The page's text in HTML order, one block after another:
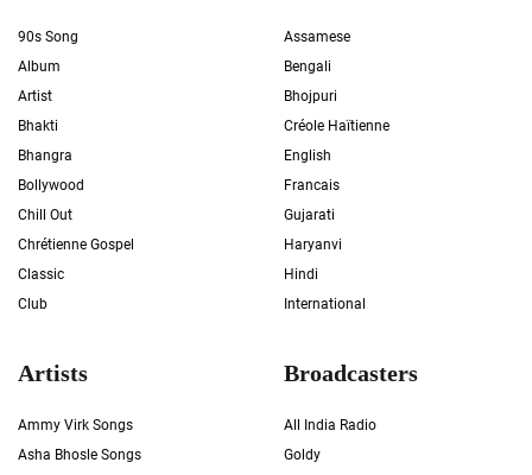
90s Song
Album
Artist
Bhakti
Bhangra
Bollywood
Chill Out
Chrétienne Gospel
Classic
Club
Assamese
Bengali
Bhojpuri
Créole Haïtienne
English
Francais
Gujarati
Haryanvi
Hindi
International
Artists
Ammy Virk Songs
Asha Bhosle Songs
Broadcasters
All India Radio
Goldy